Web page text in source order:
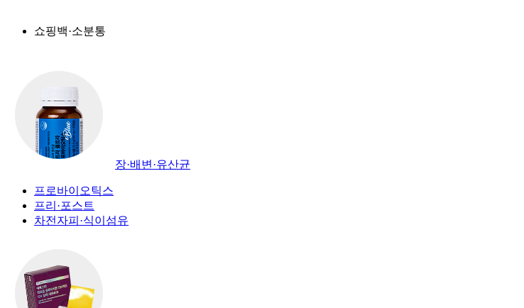
쇼핑백·소분통
장·배변·유산균
프로바이오틱스
프리·포스트
차전자피·식이섬유